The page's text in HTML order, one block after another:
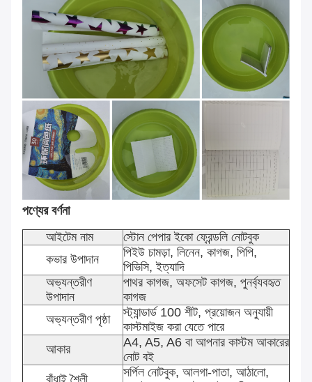
পণ্যের বর্ণনা
আইটেম নাম
স্টোন পেপার ইকো ফ্রেন্ডলি নোটবুক
কভার উপাদান
পিইউ চামড়া, লিনেন, কাগজ, পিপি,
পিভিসি, ইত্যাদি
অভ্যন্তরীণ
উপাদান
পাথর কাগজ, অফসেট কাগজ, পুনর্ব্যবহৃত
কাগজ
অভ্যন্তরীণ পৃষ্ঠা
স্ট্যান্ডার্ড 100 শীট, প্রয়োজন অনুযায়ী
কাস্টমাইজ করা যেতে পারে
আকার
A4, A5, A6 বা আপনার কাস্টম আকারের
নোট বই
বাঁধাই শৈলী
সর্পিল নোটবুক, আলগা-পাতা, আঠালো,